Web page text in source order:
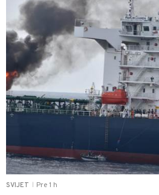
SVIJET Pre 1 h